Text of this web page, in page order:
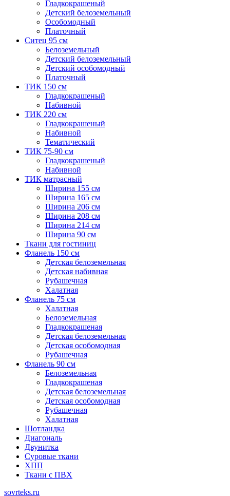
Гладкокрашеный
Детский белоземельный
Особомодный
Платочный
Ситец 95 см
Белоземельный
Детский белоземельный
Детский особомодный
Платочный
ТИК 150 см
Гладкокрашеный
Набивной
ТИК 220 см
Гладкокрашеный
Набивной
Тематический
ТИК 75-90 см
Гладкокрашеный
Набивной
ТИК матрасный
Ширина 155 см
Ширина 165 см
Ширина 206 см
Ширина 208 см
Ширина 214 см
Ширина 90 см
Ткани для гостиниц
Фланель 150 см
Детская белоземельная
Детская набивная
Рубашечная
Халатная
Фланель 75 см
Халатная
Белоземельная
Гладкокрашеная
Детская белоземельная
Детская особомодная
Рубашечная
Фланель 90 см
Белоземельная
Гладкокрашеная
Детская белоземельная
Детская особомодная
Рубашечная
Халатная
Шотландка
Диагональ
Двунитка
Суровые ткани
ХПП
Ткани с ПВХ
sovrteks.ru